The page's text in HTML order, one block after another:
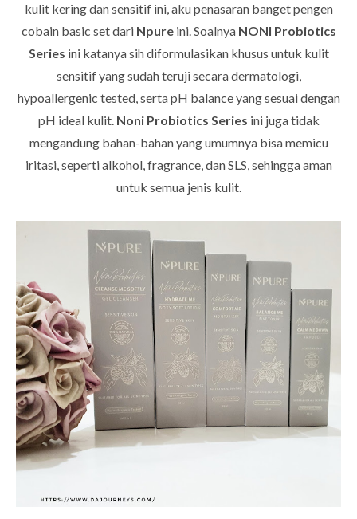
kulit kering dan sensitif ini, aku penasaran banget pengen
cobain basic set dari Npure ini. Soalnya NONI Probiotics
Series ini katanya sih diformulasikan khusus untuk kulit
sensitif yang sudah teruji secara dermatologi,
hypoallergenic tested, serta pH balance yang sesuai dengan
pH ideal kulit. Noni Probiotics Series ini juga tidak
mengandung bahan-bahan yang umumnya bisa memicu
iritasi, seperti alkohol, fragrance, dan SLS, sehingga aman
untuk semua jenis kulit.